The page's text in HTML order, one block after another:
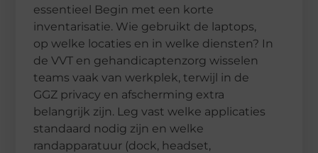
essentieel Begin met een korte
inventarisatie. Wie gebruikt de laptops,
op welke locaties en in welke diensten? In
de VVT en gehandicaptenzorg wisselen
teams vaak van werkplek, terwijl in de
GGZ privacy en afscherming extra
belangrijk zijn. Leg vast welke applicaties
standaard nodig zijn en welke
randapparatuur (dock, headset,